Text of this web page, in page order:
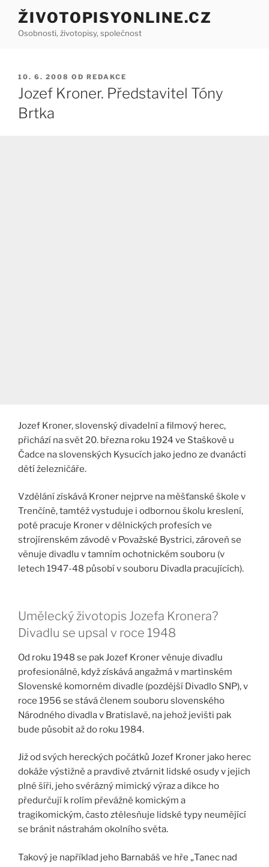
Přejít
obsahu
ŽIVOTOPISYONLINE.CZ
Osobnosti, životopisy, společnost
PUBLIKOVÁNO
10. 6. 2008 OD REDAKCE
Jozef Kroner. Představitel Tóny
Brtka
Jozef Kroner, slovenský divadelní a filmový herec,
přichází na svět 20. března roku 1924 ve Staškově u
Čadce na slovenských Kysucích jako jedno ze dvanácti
dětí železničáře.
Vzdělání získává Kroner nejprve na měšťanské škole v
Trenčíně, tamtéž vystuduje i odbornou školu kreslení,
poté pracuje Kroner v dělnických profesích ve
strojírenském závodě v Považské Bystrici, zároveň se
věnuje divadlu v tamním ochotnickém souboru (v
letech 1947-48 působí v souboru Divadla pracujících).
Umělecký životopis Jozefa Kronera?
Divadlu se upsal v roce 1948
Od roku 1948 se pak Jozef Kroner věnuje divadlu
profesionálně, když získává angažmá v martinském
Slovenské komorném divadle (pozdější Divadlo SNP), v
roce 1956 se stává členem souboru slovenského
Národného divadla v Bratislavě, na jehož jevišti pak
bude působit až do roku 1984.
Již od svých hereckých počátků Jozef Kroner jako herec
dokáže výstižně a pravdivě ztvárnit lidské osudy v jejich
plné šíři, jeho svérázný mimický výraz a dikce ho
předurčují k rolím převážně komickým a
tragikomickým, často ztělesňuje lidské typy neumějící
se bránit nástrahám okolního světa.
Takový je například jeho Barnabáš ve hře „Tanec nad